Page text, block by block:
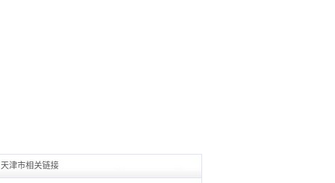
天津市相关链接